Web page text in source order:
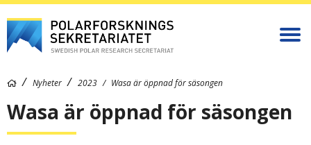
Nyheter 2023 Wasa är öppnad för säsongen
Wasa är öppnad för säsongen